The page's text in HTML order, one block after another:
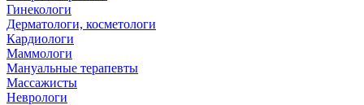
Гинекологи
Дерматологи, косметологи
Кардиологи
Маммологи
Мануальные терапевты
Массажисты
Неврологи